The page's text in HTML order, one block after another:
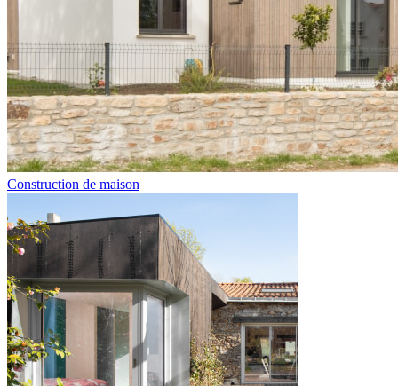
Construction de maison